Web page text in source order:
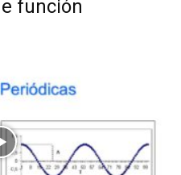
función